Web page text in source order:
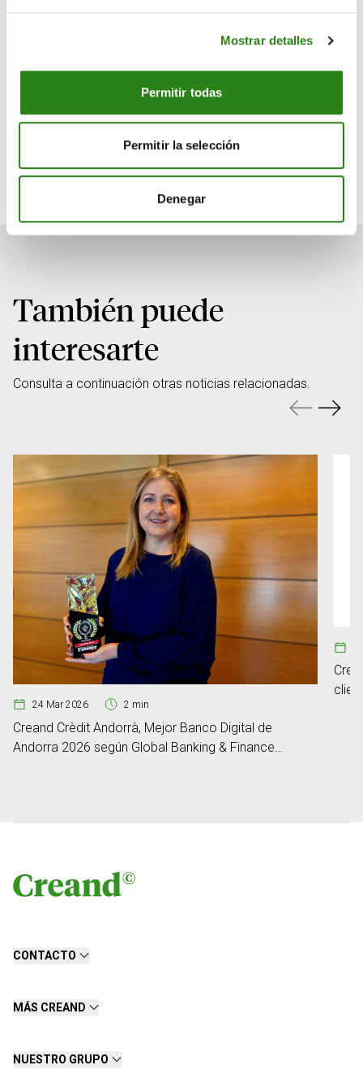
Mostrar detalles
Permitir todas
Permitir la selección
Denegar
Merkaat Inversiones
También puede
interesarte
Consulta a continuación otras noticias relacionadas.
24 Mar 2026 2 min
Creand Crèdit Andorrà, Mejor Banco Digital de
Andorra 2026 según Global Banking & Finance
CONTACTO
MÁS CREAND
NUESTRO GRUPO